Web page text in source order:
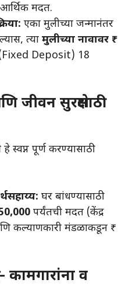
आर्थिक मदत.
एका मुलीच्या जन्मानंतर
त्या मुलीच्या नावावर ₹
Deposit) 18
जीवन सुरक्षेसाठी
स्वप्न पूर्ण करण्यासाठी
घर बांधण्यासाठी
पर्यंतची मदत (केंद्र
कल्याणकारी मंडळाकडून ₹
कामगारांना व